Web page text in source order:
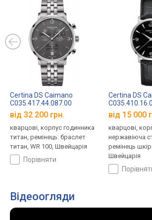
Certina DS Caimano
C035.417.44.087.00
від 32 200 грн.
кварцові, корпус годинника
титан, ремінець: браслет
титан, WR 100, Швейцарія
порівняти
Certina DS
від 15 000
кварцові,
нержавіюча
ремінець
Швейцарія
Відеоогляди